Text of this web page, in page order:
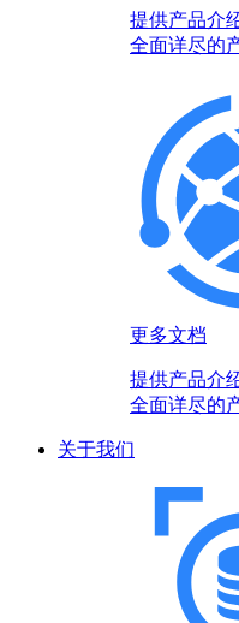
提供产品介
全面详尽的
更多文档
提供产品介
全面详尽的
关于我们